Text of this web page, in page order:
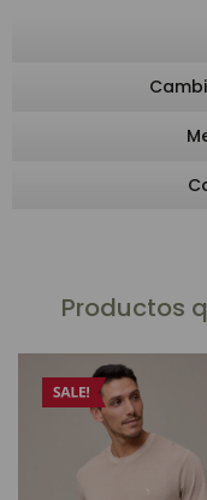
Productos